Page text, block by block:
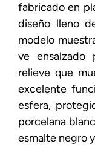
fabricado en
diseño lleno
modelo
ve ensalzado
relieve que
excelente
esfera,
porcelana
esmalte negro